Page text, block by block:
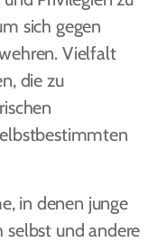
sich gegen
Vielfalt
die zu
in denen junge
selbst und andere